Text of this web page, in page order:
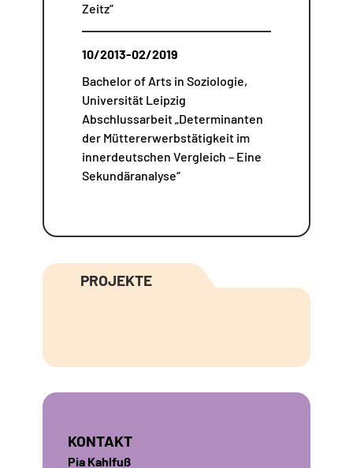
Zeitz“
10/2013-02/2019
Bachelor of Arts in Soziologie,
Universität Leipzig
Abschlussarbeit „Determinanten
der Müttererwerbstätigkeit im
innerdeutschen Vergleich – Eine
Sekundäranalyse“
PROJEKTE
KONTAKT
Pia Kahlfuß